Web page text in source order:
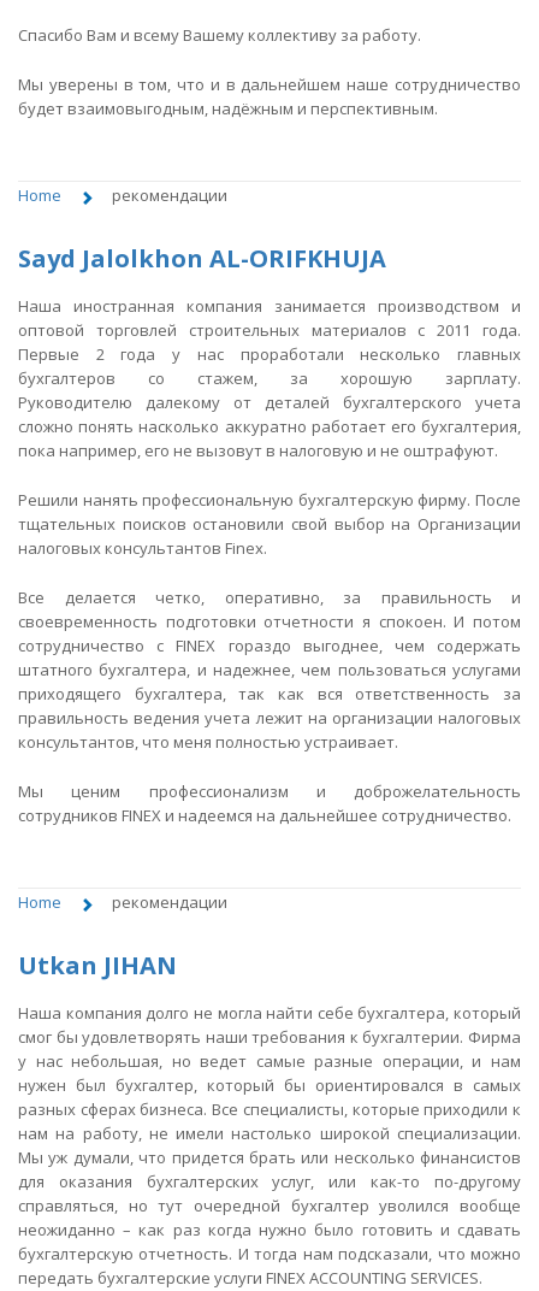
Спасибо Вам и всему Вашему коллективу за работу.
Мы уверены в том, что и в дальнейшем наше сотрудничество
будет взаимовыгодным, надёжным и перспективным.
Home рекомендации
Sayd Jalolkhon AL-ORIFKHUJA
Наша иностранная компания занимается производством и
оптовой торговлей строительных материалов с 2011 года.
Первые 2 года у нас проработали несколько главных
бухгалтеров со стажем, за хорошую зарплату.
Руководителю далекому от деталей бухгалтерского учета
сложно понять насколько аккуратно работает его бухгалтерия,
пока например, его не вызовут в налоговую и не оштрафуют.
Решили нанять профессиональную бухгалтерскую фирму. После
тщательных поисков остановили свой выбор на Организации
налоговых консультантов Finex.
Все делается четко, оперативно, за правильность и
своевременность подготовки отчетности я спокоен. И потом
сотрудничество с FINEX гораздо выгоднее, чем содержать
штатного бухгалтера, и надежнее, чем пользоваться услугами
приходящего бухгалтера, так как вся ответственность за
правильность ведения учета лежит на организации налоговых
консультантов, что меня полностью устраивает.
Мы ценим профессионализм и доброжелательность
сотрудников FINEX и надеемся на дальнейшее сотрудничество.
Home рекомендации
Utkan JIHAN
Наша компания долго не могла найти себе бухгалтера, который
смог бы удовлетворять наши требования к бухгалтерии. Фирма
у нас небольшая, но ведет самые разные операции, и нам
нужен был бухгалтер, который бы ориентировался в самых
разных сферах бизнеса. Все специалисты, которые приходили к
нам на работу, не имели настолько широкой специализации.
Мы уж думали, что придется брать или несколько финансистов
для оказания бухгалтерских услуг, или как-то по-другому
справляться, но тут очередной бухгалтер уволился вообще
неожиданно – как раз когда нужно было готовить и сдавать
бухгалтерскую отчетность. И тогда нам подсказали, что можно
передать бухгалтерские услуги FINEX ACCOUNTING SERVICES.